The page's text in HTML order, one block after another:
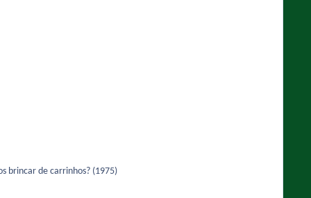
12:41 - Abertura: Chaves (1993) 12:41 - A morte do Seu Madruga (1975) 13:02 - Vamos brincar de carrinhos? (1975)